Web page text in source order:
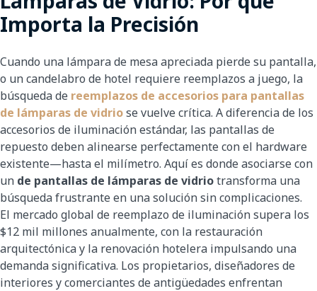
Importa la Precisión
Cuando una lámpara de mesa apreciada pierde su pantalla,
o un candelabro de hotel requiere reemplazos a juego, la
búsqueda de reemplazos de accesorios para pantallas
de lámparas de vidriose vuelve crítica. A diferencia de los
accesorios de iluminación estándar, las pantallas de
repuesto deben alinearse perfectamente con el hardware
existente—hasta el milímetro. Aquí es donde asociarse con
un de pantallas de lámparas de vidriotransforma una
búsqueda frustrante en una solución sin complicaciones.
El mercado global de reemplazo de iluminación supera los
$12 mil millones anualmente, con la restauración
arquitectónica y la renovación hotelera impulsando una
demanda significativa. Los propietarios, diseñadores de
interiores y comerciantes de antigüedades enfrentan